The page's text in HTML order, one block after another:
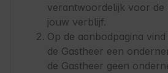
verantwoordelijk voor de
jouw verblijf.
Op de aanbodpagina
de Gastheer een
de Gastheer geen